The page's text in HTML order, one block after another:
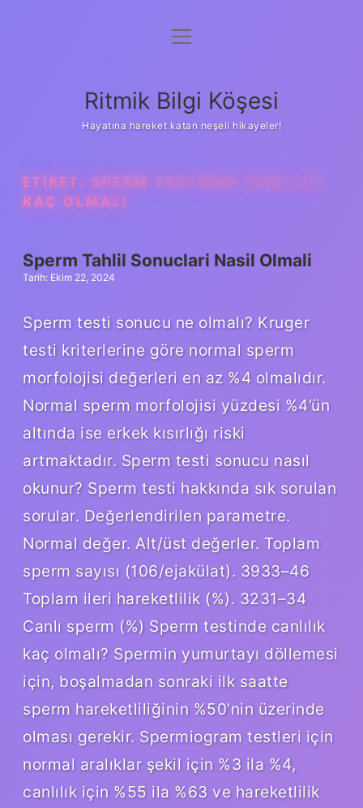
Anasayfa
Yasal Uyarı
menüyü
Ritmik Bilgi Köşesi
Hayatına hareket katan neşeli hikayeler!
ETIKET: SPERM TESTINDE CANLILIK
KAÇ OLMALI
Sperm Tahlil Sonuclari Nasil Olmali
Tarih: Ekim 22, 2024
Sperm testi sonucu ne olmalı? Kruger
testi kriterlerine göre normal sperm
morfolojisi değerleri en az %4 olmalıdır.
Normal sperm morfolojisi yüzdesi %4’ün
altında ise erkek kısırlığı riski
artmaktadır. Sperm testi sonucu nasıl
okunur? Sperm testi hakkında sık sorulan
sorular. Değerlendirilen parametre.
Normal değer. Alt/üst değerler. Toplam
sperm sayısı (106/ejakülat). 3933–46
Toplam ileri hareketlilik (%). 3231–34
Canlı sperm (%) Sperm testinde canlılık
kaç olmalı? Spermin yumurtayı döllemesi
için, boşalmadan sonraki ilk saatte
sperm hareketliliğinin %50’nin üzerinde
olması gerekir. Spermiogram testleri için
normal aralıklar şekil için %3 ila %4,
canlılık için %55 ila %63 ve hareketlilik